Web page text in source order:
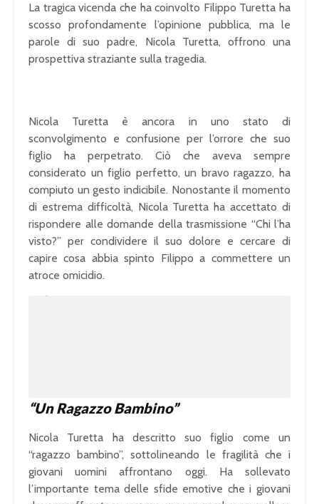
La tragica vicenda che ha coinvolto Filippo Turetta ha
scosso profondamente l’opinione pubblica, ma le
parole di suo padre, Nicola Turetta, offrono una
prospettiva straziante sulla tragedia.
Nicola Turetta è ancora in uno stato di
sconvolgimento e confusione per l’orrore che suo
figlio ha perpetrato. Ciò che aveva sempre
considerato un figlio perfetto, un bravo ragazzo, ha
compiuto un gesto indicibile. Nonostante il momento
di estrema difficoltà, Nicola Turetta ha accettato di
rispondere alle domande della trasmissione “Chi l’ha
visto?” per condividere il suo dolore e cercare di
capire cosa abbia spinto Filippo a commettere un
atroce omicidio.
“Un Ragazzo Bambino”
Nicola Turetta ha descritto suo figlio come un
“ragazzo bambino”, sottolineando le fragilità che i
giovani uomini affrontano oggi. Ha sollevato
l’importante tema delle sfide emotive che i giovani